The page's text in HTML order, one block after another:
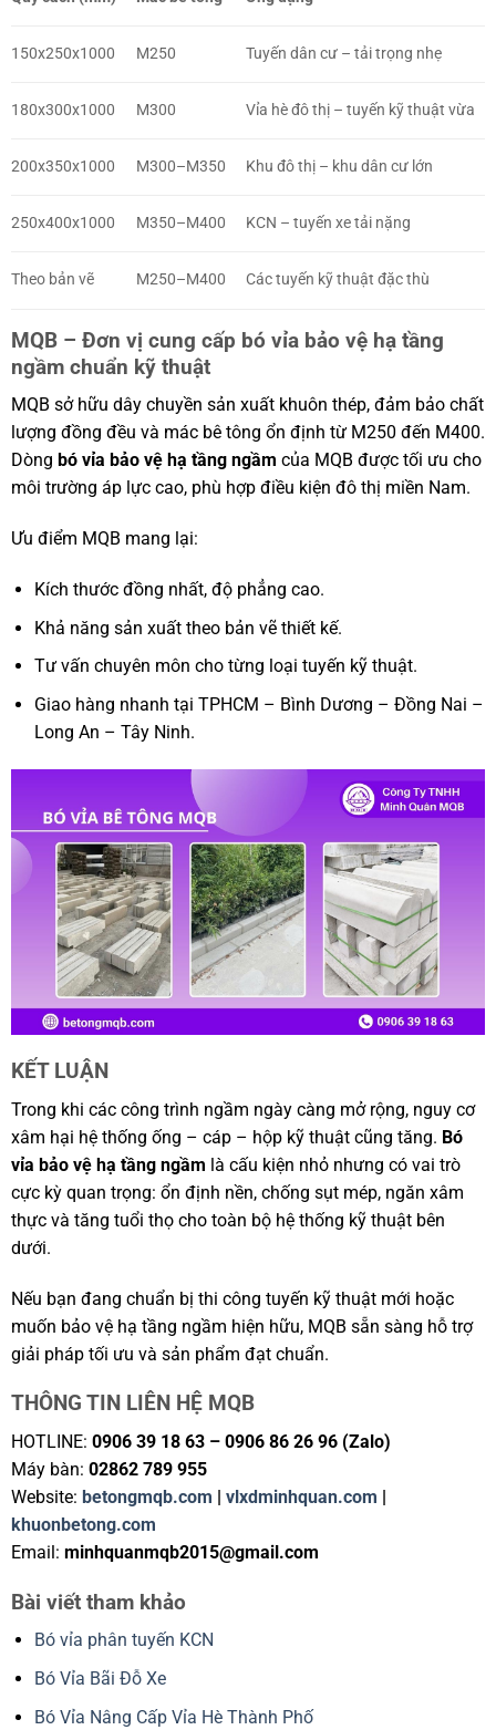
150x250x1000 M250 Tuyến dân cư – tải trọng nhẹ
180x300x1000 M300 Vỉa hè đô thị – tuyến kỹ thuật vừa
200x350x1000 M300–M350 Khu đô thị – khu dân cư lớn
250x400x1000 M350–M400 KCN – tuyến xe tải nặng
Theo bản vẽ M250–M400 Các tuyến kỹ thuật đặc thù
MQB – Đơn vị cung cấp bó vỉa bảo vệ hạ tầng
ngầm chuẩn kỹ thuật
MQB sở hữu dây chuyền sản xuất khuôn thép, đảm bảo chất
lượng đồng đều và mác bê tông ổn định từ M250 đến M400.
Dòng bó vỉa bảo vệ hạ tầng ngầm của MQB được tối ưu cho
môi trường áp lực cao, phù hợp điều kiện đô thị miền Nam.
Ưu điểm MQB mang lại:
Kích thước đồng nhất, độ phẳng cao.
Khả năng sản xuất theo bản vẽ thiết kế.
Tư vấn chuyên môn cho từng loại tuyến kỹ thuật.
Giao hàng nhanh tại TPHCM – Bình Dương – Đồng Nai –
Long An – Tây Ninh.
KẾT LUẬN
Trong khi các công trình ngầm ngày càng mở rộng, nguy cơ
xâm hại hệ thống ống – cáp – hộp kỹ thuật cũng tăng. Bó
vỉa bảo vệ hạ tầng ngầm là cấu kiện nhỏ nhưng có vai trò
cực kỳ quan trọng: ổn định nền, chống sụt mép, ngăn xâm
thực và tăng tuổi thọ cho toàn bộ hệ thống kỹ thuật bên
dưới.
Nếu bạn đang chuẩn bị thi công tuyến kỹ thuật mới hoặc
muốn bảo vệ hạ tầng ngầm hiện hữu, MQB sẵn sàng hỗ trợ
giải pháp tối ưu và sản phẩm đạt chuẩn.
THÔNG TIN LIÊN HỆ MQB
HOTLINE: 0906 39 18 63 – 0906 86 26 96 (Zalo)
Máy bàn: 02862 789 955
Website: betongmqb.com | vlxdminhquan.com |
khuonbetong.com
Email: minhquanmqb2015@gmail.com
Bài viết tham khảo
Bó vỉa phân tuyến KCN
Bó Vỉa Bãi Đỗ Xe
Bó Vỉa Nâng Cấp Vỉa Hè Thành Phố